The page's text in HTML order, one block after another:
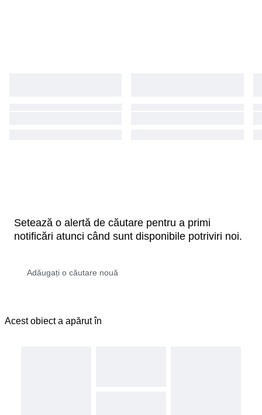
Setează o alertă de căutare pentru a primi
notificări atunci când sunt disponibile potriviri noi.
Acest obiect a apărut în